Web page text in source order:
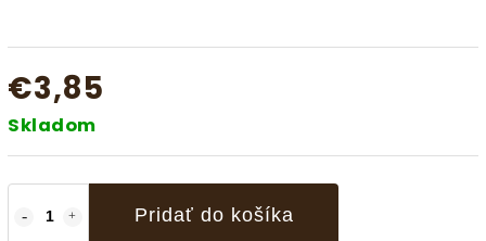
€3,85
Skladom
Pridať do košíka